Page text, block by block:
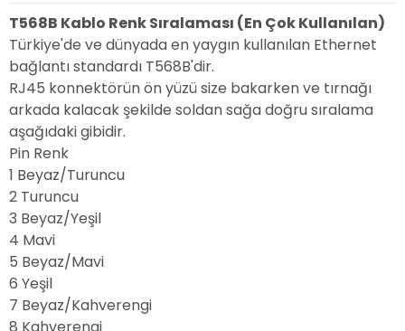
T568B Kablo Renk Sıralaması (En Çok Kullanılan)
Türkiye'de ve dünyada en yaygın kullanılan Ethernet
bağlantı standardı T568B'dir.
RJ45 konnektörün ön yüzü size bakarken ve tırnağı
arkada kalacak şekilde soldan sağa doğru sıralama
aşağıdaki gibidir.
Pin Renk
1 Beyaz/Turuncu
2 Turuncu
3 Beyaz/Yeşil
4 Mavi
5 Beyaz/Mavi
6 Yeşil
7 Beyaz/Kahverengi